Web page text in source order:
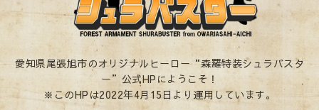
愛知県尾張旭市のオリジナルヒーロー“森羅特装シュラバスタ
ー”公式HPにようこそ！
※このHPは2022年4月15日より運用しています。